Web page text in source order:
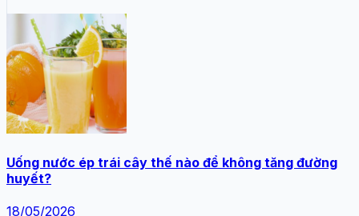
Uống nước ép trái cây thế nào để không tăng đường
huyết?
18/05/2026